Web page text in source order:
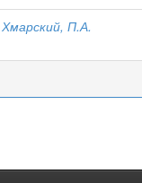
Хмарский, П.А.